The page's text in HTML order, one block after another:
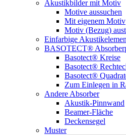
Akustikbilder mit Motiv
Motive aussuchen
Mit eigenem Motiv
Motiv (Bezug)
Einfarbige
BASOTECT®
Basotect® Kreise
Basotect®
Basotect®
Zum Einlegen in
Andere Absorber
Akustik-Pinnwand
Beamer-Fläche
Deckensegel
Muster